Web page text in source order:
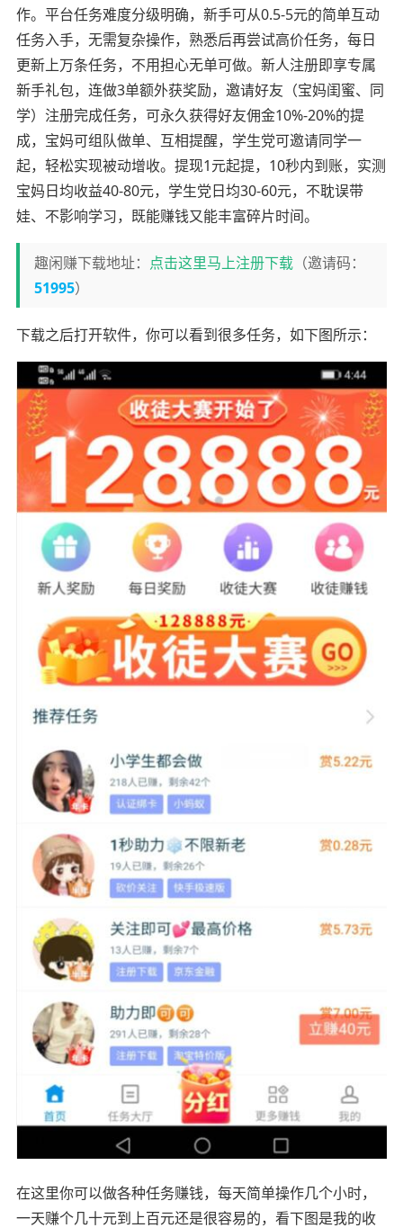
作。平台任务难度分级明确，新手可从0.5-5元的简单互动
任务入手，无需复杂操作，熟悉后再尝试高价任务，每日
更新上万条任务，不用担心无单可做。新人注册即享专属
新手礼包，连做3单额外获奖励，邀请好友（宝妈闺蜜、同
学）注册完成任务，可永久获得好友佣金10%-20%的提
成，宝妈可组队做单、互相提醒，学生党可邀请同学一
起，轻松实现被动增收。提现1元起提，10秒内到账，实测
宝妈日均收益40-80元，学生党日均30-60元，不耽误带
娃、不影响学习，既能赚钱又能丰富碎片时间。
趣闲赚下载地址： 点击这里马上注册下载（邀请码：
51995）
下载之后打开软件，你可以看到很多任务，如下图所示：
在这里你可以做各种任务赚钱，每天简单操作几个小时，
一天赚个几十元到上百元还是很容易的，看下图是我的收